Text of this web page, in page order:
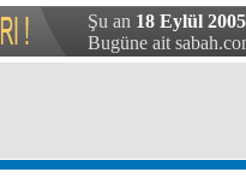
Şu an 18 Eylül
Bugüne ait